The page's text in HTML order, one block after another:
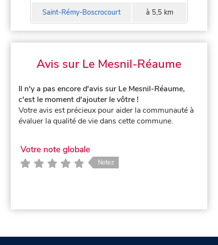
Saint-Rémy-Boscrocourt à 5,5 km
Avis sur Le Mesnil-Réaume
Il n'y a pas encore d'avis sur Le Mesnil-Réaume,
c'est le moment d'ajouter le vôtre !
Votre avis est précieux pour aider la communauté à
évaluer la qualité de vie dans cette commune.
Votre note globale
Notez